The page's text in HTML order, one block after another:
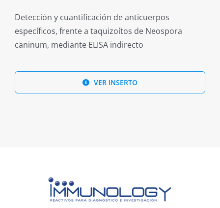
Detección y cuantificación de anticuerpos
específicos, frente a taquizoítos de Neospora
caninum, mediante ELISA indirecto
VER INSERTO